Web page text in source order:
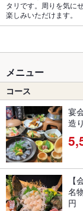
タリです。周りを気に
楽しみいただけます。
メニュー
コース
宴
造
【
名
円